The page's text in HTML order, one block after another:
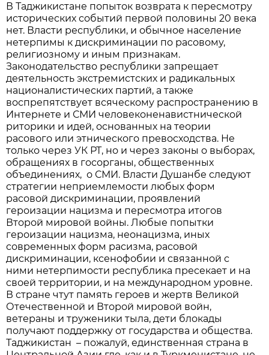
В Таджикистане попыток возврата к пересмотру
исторических событий первой половины 20 века
нет. Власти республики, и обычное население
нетерпимы к дискриминации по расовому,
религиозному и иным признакам.
Законодательство республики запрещает
деятельность экстремистских и радикальных
националистических партий, а также
воспрепятствует всяческому распространению в
Интернете и СМИ человеконенавистнической
риторики и идей, основанных на теории
расового или этнического превосходства. Не
только через УК РТ, но и через законы о выборах,
обращениях в госорганы, общественных
объединениях, о СМИ. Власти Душанбе следуют
стратегии неприемлемости любых форм
расовой дискриминации, проявлений
героизации нацизма и пересмотра итогов
Второй мировой войны. Любые попытки
героизации нацизма, неонацизма, иных
современных форм расизма, расовой
дискриминации, ксенофобии и связанной с
ними нетерпимости республика пресекает и на
своей территории, и на международном уровне.
В стране чтут память героев и жертв Великой
Отечественной и Второй мировой войн,
ветераны и труженики тыла, дети блокады
получают поддержку от государства и общества.
Таджикистан – пожалуй, единственная страна в